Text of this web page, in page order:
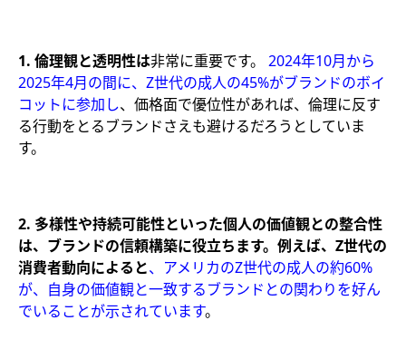
1. 倫理観と透明性は非常に重要です。 2024年10月から
2025年4月の間に、Z世代の成人の45%がブランドのボイ
コットに参加し、価格面で優位性があれば、倫理に反す
る行動をとるブランドさえも避けるだろうとしていま
す。
2. 多様性や持続可能性といった個人の価値観との整合性
は、ブランドの信頼構築に役立ちます。例えば、Z世代の
消費者動向によると、アメリカのZ世代の成人の約60%
が、自身の価値観と一致するブランドとの関わりを好ん
でいることが示されています。